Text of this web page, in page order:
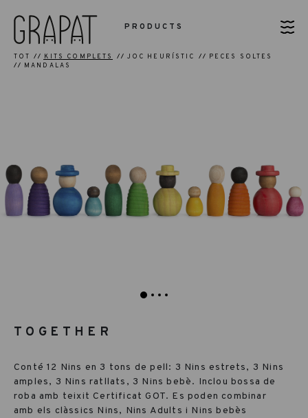
PRODUCTS
TOT KITS COMPLETS JOC HEURÍSTIC
PECES SOLTES
MANDALAS
TOGETHER
Conté 12 Nins en 3 tons de pell: 3 Nins estrets, 3 Nins
amples, 3 Nins ratllats, 3 Nins bebè. Inclou bossa de
roba amb teixit Certificat GOT. Es poden combinar
amb els clàssics Nins, Nins Adults i Nins bebès